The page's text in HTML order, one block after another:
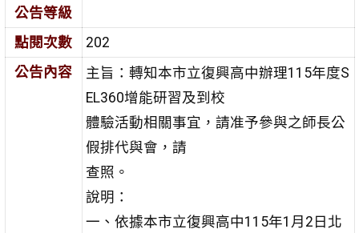
公告等級
點閱次數
202
公告內容
主旨：轉知本市立復興高中辦理115年度S
EL360增能研習及到校
體驗活動相關事宜，請准予參與之師長公
假排代與會，請
查照。
說明：
一、依據本市立復興高中115年1月2日北